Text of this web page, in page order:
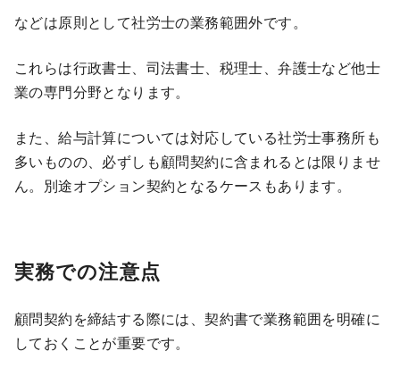
などは原則として社労士の業務範囲外です。
これらは行政書士、司法書士、税理士、弁護士など他士
業の専門分野となります。
また、給与計算については対応している社労士事務所も
多いものの、必ずしも顧問契約に含まれるとは限りませ
ん。別途オプション契約となるケースもあります。
実務での注意点
顧問契約を締結する際には、契約書で業務範囲を明確に
しておくことが重要です。